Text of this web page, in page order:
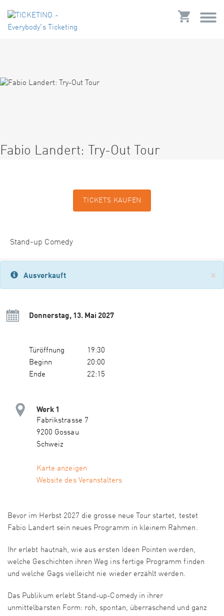
Fabio Landert: Try-Out Tour
TICKETS KAUFEN
Stand-up Comedy
×
Ausverkauft
Donnerstag, 13. Mai 2027
Türöffnung
19:30
Beginn
20:00
Ende
22:15
Werk 1
Fabrikstrasse 7
9200 Gossau
Schweiz
Karte anzeigen
Website des Veranstalters
Bevor im Herbst 2027 die grosse neue Tour startet, testet
Fabio Landert sein neues Programm in kleinem Rahmen.
Ihr erlebt hautnah, wie aus ersten Ideen Pointen werden,
welche Geschichten ihren Weg ins fertige Programm finden
und welche Gags vielleicht nie wieder erzählt werden.
Das Publikum erlebt Stand-up-Comedy in ihrer
unmittelbarsten Form: roh, spontan, überraschend und ganz